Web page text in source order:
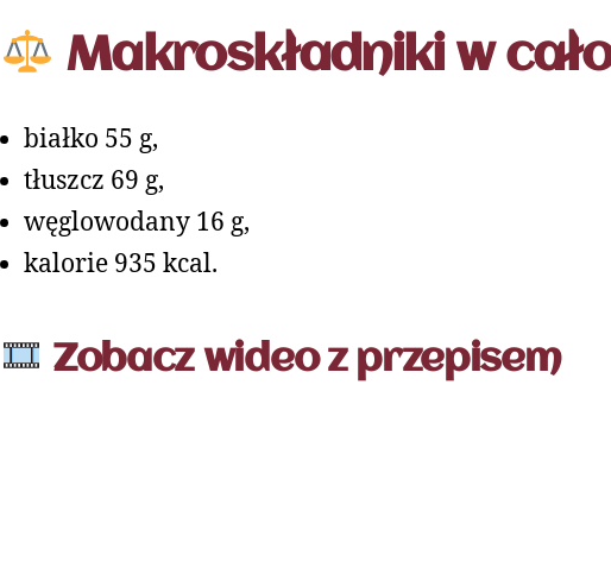
Makroskładniki w
białko 55 g,
tłuszcz 69 g,
węglowodany 16 g,
kalorie 935 kcal.
Zobacz wideo z przepisem